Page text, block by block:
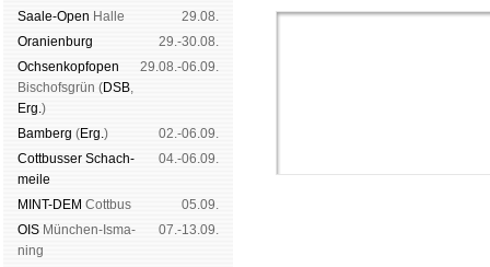
Saale-Open Halle
29.08.
Oranien­burg
29.-30.08.
Och­sen­kopf­open
Bischofs­grün (DSB,
Erg.)
29.08.-06.09.
Bam­berg (Erg.)
02.-06.09.
Cott­busser Schach­
meile
04.-06.09.
MINT-DEM Cott­bus
05.09.
OIS Mün­chen-Is­ma­
ning
07.-13.09.